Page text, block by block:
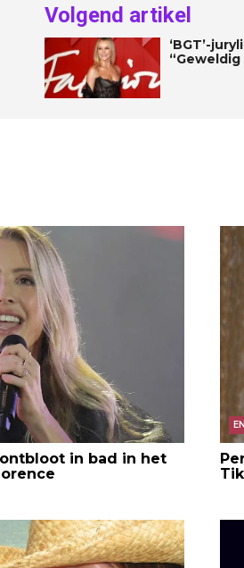
Volgend artikel
‘BGT’-
in bad in het